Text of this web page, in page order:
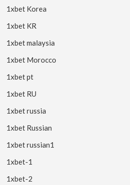
1xbet Korea
1xbet KR
1xbet malaysia
1xbet Morocco
1xbet pt
1xbet RU
1xbet russia
1xbet Russian
1xbet russian1
1xbet-1
1xbet-2